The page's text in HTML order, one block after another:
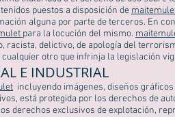
puestos a disposición de
alguna por parte de terceros. En
para la locución del mismo.
racista, delictivo, de apología del
otro que infrinja la legislación
E INDUSTRIAL
incluyendo imágenes, diseños
está protegida por los derechos de
derechos exclusivos de explotación,